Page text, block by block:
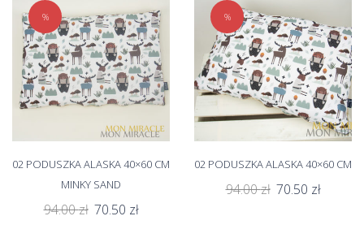
%
02 PODUSZKA ALASKA 40×60 CM
MINKY SAND
94.00zł Pierwotna
70.50 złAktualna
%
02 PODUSZKA ALASKA 40×60 CM
94.00zł Pierwotna
70.50 zł